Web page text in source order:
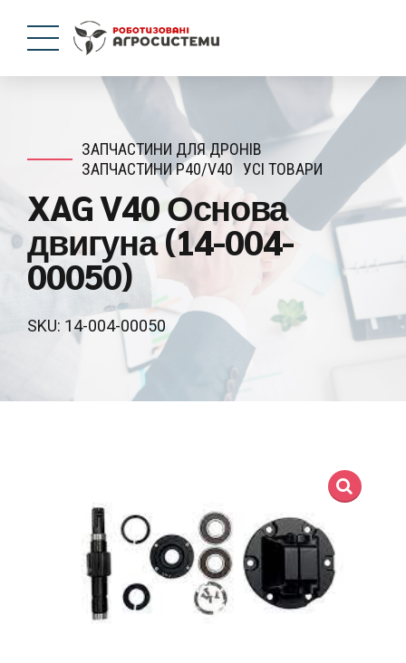
ЗАПЧАСТИНИ ДЛЯ ДРОНІВ
ЗАПЧАСТИНИ P40/V40 УСІ ТОВАРИ
XAG V40 Основа
двигуна (14-004-
00050)
SKU: 14-004-00050